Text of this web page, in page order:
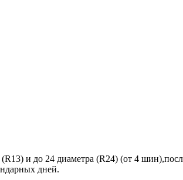
и до 24 диаметра (R24) (от 4
дней.